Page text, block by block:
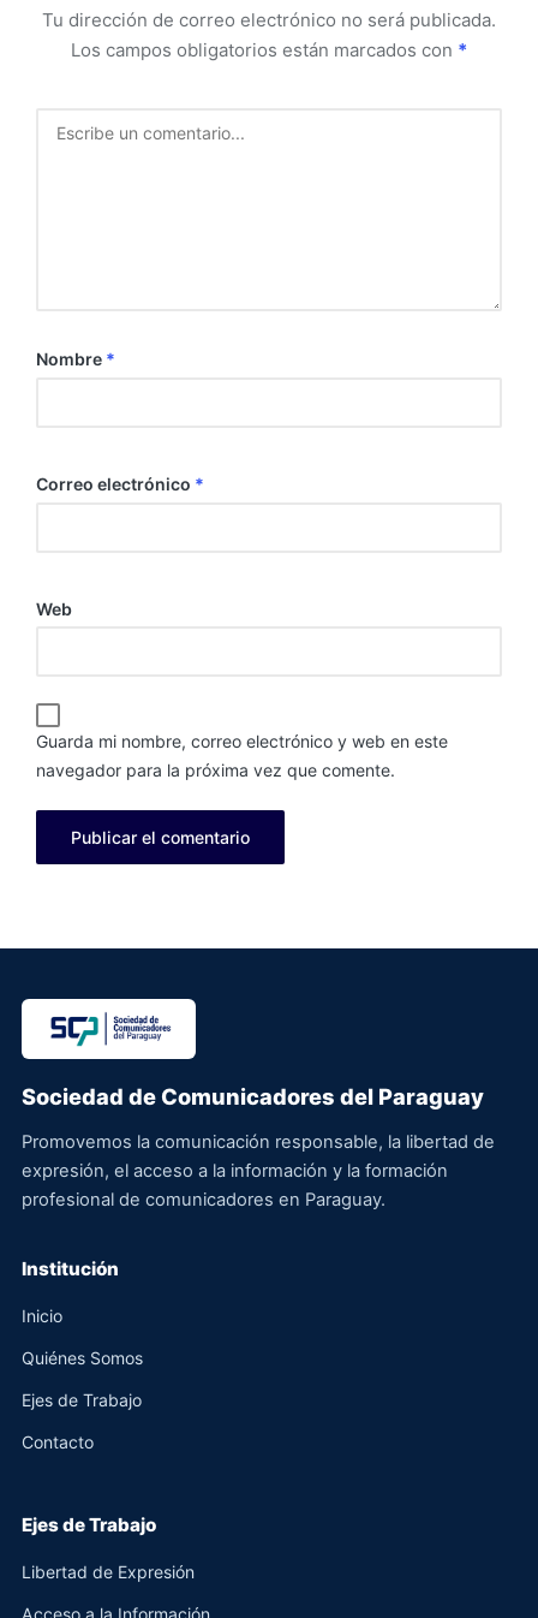
Tu dirección de correo electrónico no será publicada.
Los campos obligatorios están marcados con *
Nombre *
Correo electrónico *
Web
Guarda mi nombre, correo electrónico y web en este
navegador para la próxima vez que comente.
Sociedad de Comunicadores del Paraguay
Promovemos la comunicación responsable, la libertad de
expresión, el acceso a la información y la formación
profesional de comunicadores en Paraguay.
Institución
Inicio
Quiénes Somos
Ejes de Trabajo
Contacto
Ejes de Trabajo
Libertad de Expresión
Acceso a la Información